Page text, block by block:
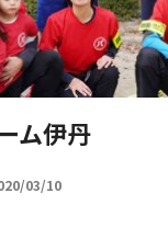
ム伊丹
03/10